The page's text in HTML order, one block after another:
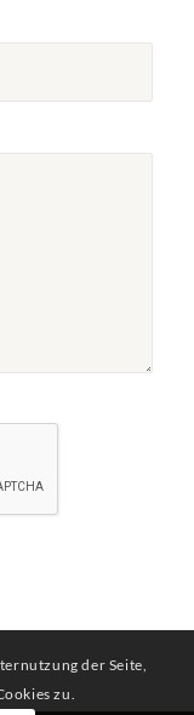
der Seite,
zu.